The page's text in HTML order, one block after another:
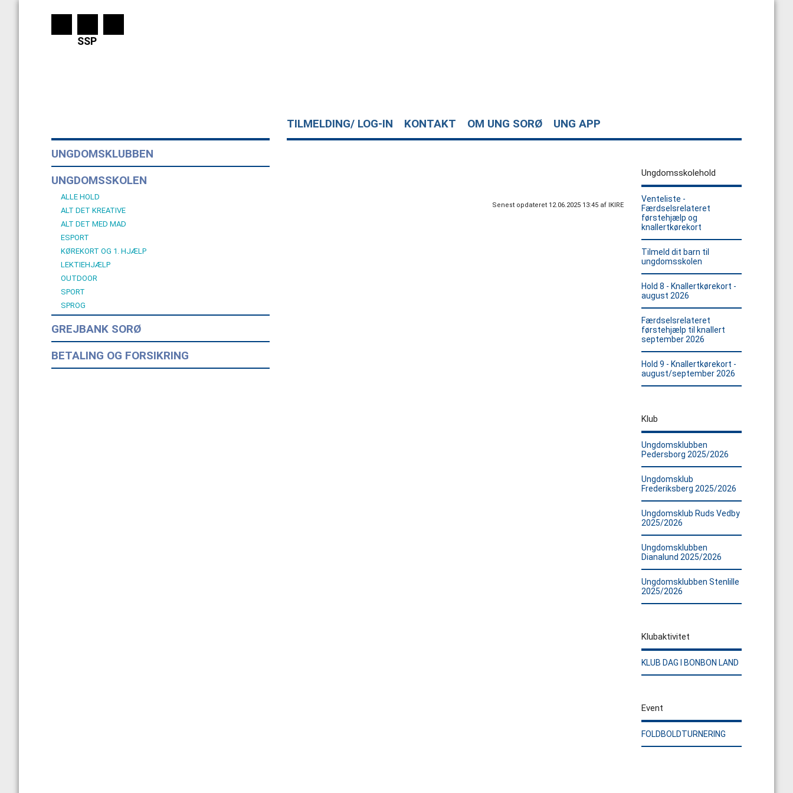
SSP
TILMELDING/ LOG-IN KONTAKT OM UNG SORØ UNG APP
UNGDOMSKLUBBEN
UNGDOMSSKOLEN
ALLE HOLD
ALT DET KREATIVE
ALT DET MED MAD
ESPORT
KØREKORT OG 1. HJÆLP
LEKTIEHJÆLP
OUTDOOR
SPORT
SPROG
GREJBANK SORØ
BETALING OG FORSIKRING
Senest opdateret 12.06.2025 13:45 af IKIRE
Ungdomsskolehold
Venteliste -
Færdselsrelateret
førstehjælp og
knallertkørekort
Tilmeld dit barn til
ungdomsskolen
Hold 8 - Knallertkørekort -
august 2026
Færdselsrelateret
førstehjælp til knallert
september 2026
Hold 9 - Knallertkørekort -
august/september 2026
Klub
Ungdomsklubben
Pedersborg 2025/2026
Ungdomsklub
Frederiksberg 2025/2026
Ungdomsklub Ruds Vedby
2025/2026
Ungdomsklubben
Dianalund 2025/2026
Ungdomsklubben Stenlille
2025/2026
Klubaktivitet
KLUB DAG I BONBON LAND
Event
FOLDBOLDTURNERING